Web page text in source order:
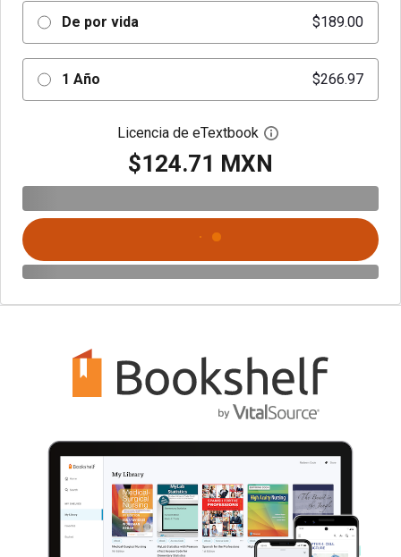
De por vida $189.00
1 Año $266.97
Licencia de eTextbook Abre el cuadro de
$124.71 MXN